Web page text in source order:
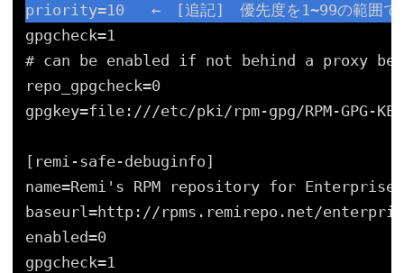
priority=10   ←　[追記]　優先度を1~99の範囲で
gpgcheck=1
# can be enabled if not behind a proxy
repo_gpgcheck=0
gpgkey=file:///etc/pki/rpm-gpg/RPM-GPG-
[remi-safe-debuginfo]
name=Remi's RPM repository for
baseurl=http://rpms.remirepo.net/
enabled=0
gpgcheck=1